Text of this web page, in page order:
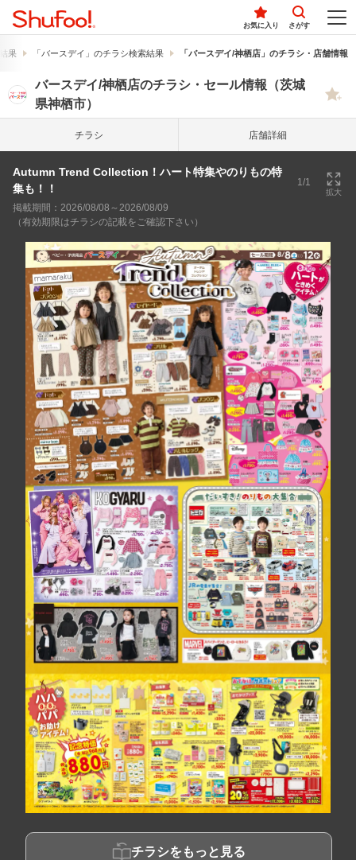
お気に入り さがす
果 「バースデイ」のチラシ検索結果 「バースデイ/神栖店」のチラシ・店舗情報
バースデイ/神栖店のチラシ・セール情報（茨城
県神栖市）
チラシ 店舗詳細
Autumn Trend Collection！ハート特集やのりもの特
集も！！
1/1
拡大
掲載期間：2026/08/08～2026/08/09
（有効期限はチラシの記載をご確認下さい）
チラシをもっと見る